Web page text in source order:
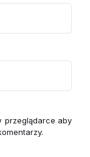
przeglądarce aby